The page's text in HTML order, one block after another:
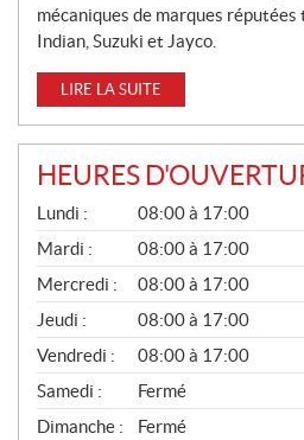
mécaniques de marques réputées
Indian, Suzuki et Jayco.
LIRE LA SUITE
HEURES
G
É
N
É
R
A
L
Lundi :
08:00 à 17:00
Mardi :
08:00 à 17:00
Mercredi :
08:00 à 17:00
Jeudi :
08:00 à 17:00
Vendredi :
08:00 à 17:00
Samedi :
Fermé
Dimanche :
Fermé